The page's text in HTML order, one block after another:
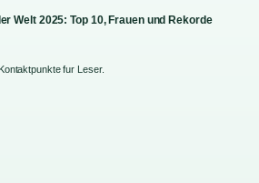
Welt 2025: Top 10, Frauen und Rekorde
fur Leser.